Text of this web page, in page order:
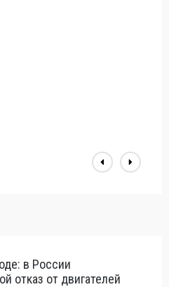
в России
отказ от двигателей